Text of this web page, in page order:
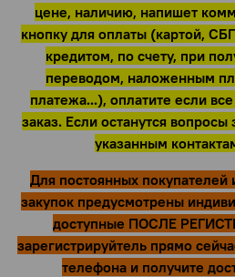
цене, наличию, напишет
кнопку для оплаты (картой,
кредитом, по счету, при
переводом, наложенным
платежа...), оплатите если
заказ. Если останутся
указанным
Для постоянных
закупок предусмотрены
доступные ПОСЛЕ
зарегистрируйтель прямо
телефона и получите